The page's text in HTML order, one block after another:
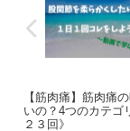
【筋肉痛】筋肉痛
いの？4つのカテゴ
２３回》